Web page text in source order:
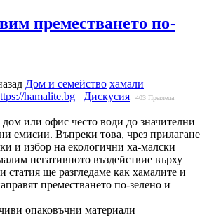
преместването по-
Дом и семейство хамали
hamalite.bg Дискусия 403 Прегледа
или офис често води до значителни
емисии. Въпреки това, чрез прилагане
и избор на екологични ха-малски
негативното въздействие върху
статия ще разгледаме как хамалите и
преместването по-зелено и
опаковъчни материали